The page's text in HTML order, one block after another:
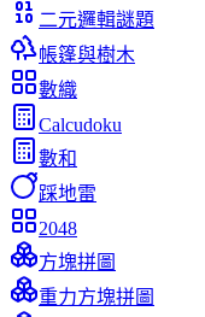
二元邏輯謎題
帳篷與樹木
數織
Calcudoku
數和
踩地雷
2048
方塊拼圖
重力方塊拼圖